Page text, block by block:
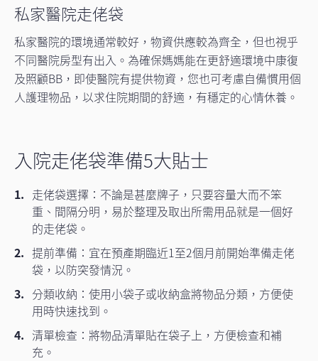
私家醫院走佬袋
私家醫院的環境通常較好，物資供應較為齊全，但也視乎
不同醫院房型有出入。為確保媽媽能在更舒適環境中康復
及照顧BB，即使醫院有提供物資，您也可考慮自備慣用個
人護理物品，以求住院期間的舒適，有穩定的心情休養。
入院走佬袋準備5大貼士
走佬袋選擇：不論是甚麼牌子，只要容量大而不笨
重、間隔分明，易於整理及取出所需用品就是一個好
的走佬袋。
提前準備：宜在預產期臨近1至2個月前開始準備走佬
袋，以防突發情況。
分類收納：使用小袋子或收納盒將物品分類，方便使
用時快速找到。
清單檢查：將物品清單貼在袋子上，方便檢查和補
充。